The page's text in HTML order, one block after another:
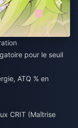
pour le seuil
ATQ % en
CRIT (Maîtrise